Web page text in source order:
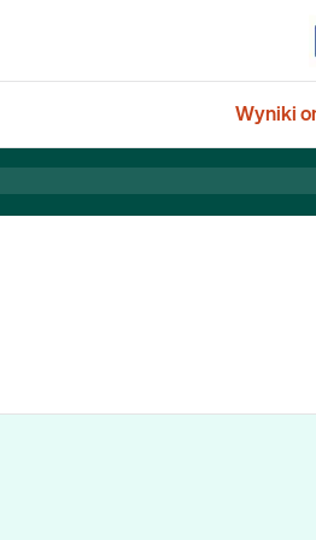
Wyniki